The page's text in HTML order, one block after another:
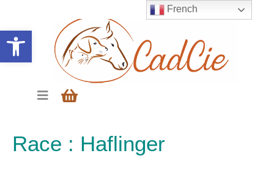
Ouvrir la barre d’outils
Race : Haflinger
French